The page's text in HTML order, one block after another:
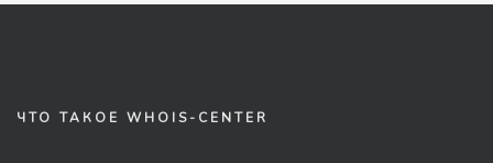
ЧТО ТАКОЕ WHOIS-CENTER